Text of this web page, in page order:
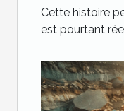
Cette histoire
est pourtant